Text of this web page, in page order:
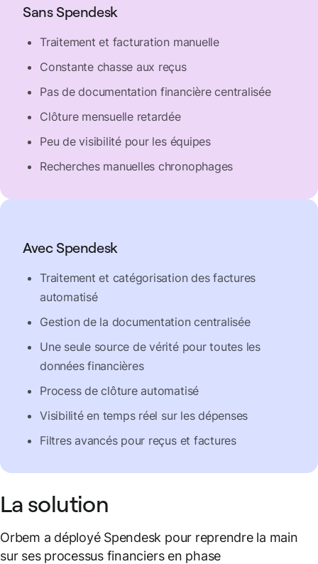
Sans Spendesk
Traitement et facturation manuelle
Constante chasse aux reçus
Pas de documentation financière centralisée
Clôture mensuelle retardée
Peu de visibilité pour les équipes
Recherches manuelles chronophages
Avec Spendesk
Traitement et catégorisation des factures
automatisé
Gestion de la documentation centralisée
Une seule source de vérité pour toutes les
données financières
Process de clôture automatisé
Visibilité en temps réel sur les dépenses
Filtres avancés pour reçus et factures
La solution
Orbem a déployé Spendesk pour reprendre la main
sur ses processus financiers en phase